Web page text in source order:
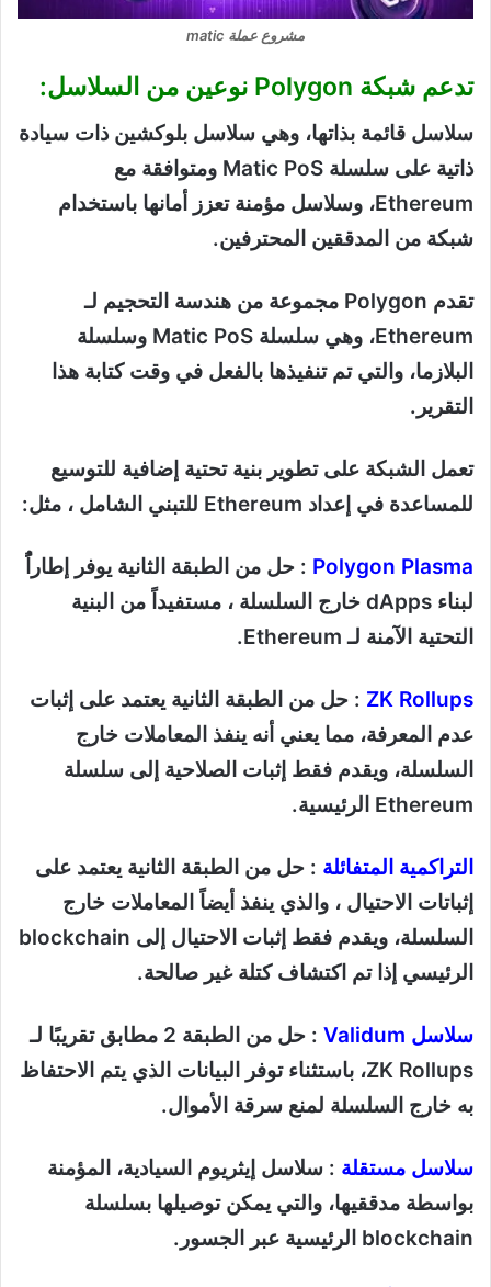
مشروع عملة matic
تدعم شبكة Polygon نوعين من السلاسل:
سلاسل قائمة بذاتها، وهي سلاسل بلوكشين ذات سيادة
ذاتية على سلسلة Matic PoS ومتوافقة مع
Ethereum، وسلاسل مؤمنة تعزز أمانها باستخدام
شبكة من المدققين المحترفين.
تقدم Polygon مجموعة من هندسة التحجيم لـ
Ethereum، وهي سلسلة Matic PoS وسلسلة
البلازما، والتي تم تنفيذها بالفعل في وقت كتابة هذا
التقرير.
تعمل الشبكة على تطوير بنية تحتية إضافية للتوسيع
للمساعدة في إعداد Ethereum للتبني الشامل ، مثل:
Polygon Plasma : حل من الطبقة الثانية يوفر إطاراًُ
لبناء dApps خارج السلسلة ، مستفيداً من البنية
التحتية الآمنة لـ Ethereum.
ZK Rollups : حل من الطبقة الثانية يعتمد على إثبات
عدم المعرفة، مما يعني أنه ينفذ المعاملات خارج
السلسلة، ويقدم فقط إثبات الصلاحية إلى سلسلة
Ethereum الرئيسية.
التراكمية المتفائلة : حل من الطبقة الثانية يعتمد على
إثباتات الاحتيال ، والذي ينفذ أيضاً المعاملات خارج
السلسلة، ويقدم فقط إثبات الاحتيال إلى blockchain
الرئيسي إذا تم اكتشاف كتلة غير صالحة.
سلاسل Validum
: حل من الطبقة 2 مطابق تقريبًا لـ
ZK Rollups، باستثناء توفر البيانات الذي يتم الاحتفاظ
به خارج السلسلة لمنع سرقة الأموال.
سلاسل مستقلة : سلاسل إيثريوم السيادية، المؤمنة
بواسطة مدققيها، والتي يمكن توصيلها بسلسلة
blockchain الرئيسية عبر الجسور.